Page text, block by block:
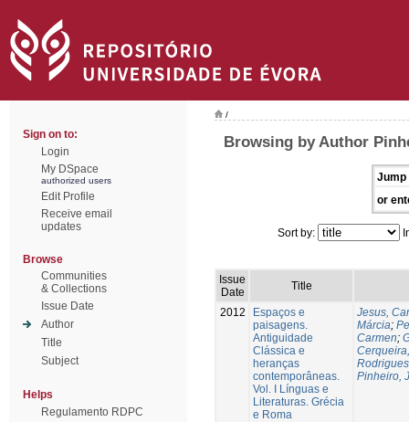
Sign on to:
Login
My DSpace
authorized users
Edit Profile
Receive email
updates
Browse
Communities
& Collections
Issue Date
Author
Title
Subject
Helps
Regulamento RDPC
/
Browsing by Author
Jump
or
Sort by:
Issue
Date
Title
2012
Espaços e
paisagens.
Antiguidade
Clássica e
heranças
contemporâneas.
Vol. I Línguas e
Literaturas. Grécia
e Roma
Jesus,
Márcia;
Carmen;
Pinheiro,